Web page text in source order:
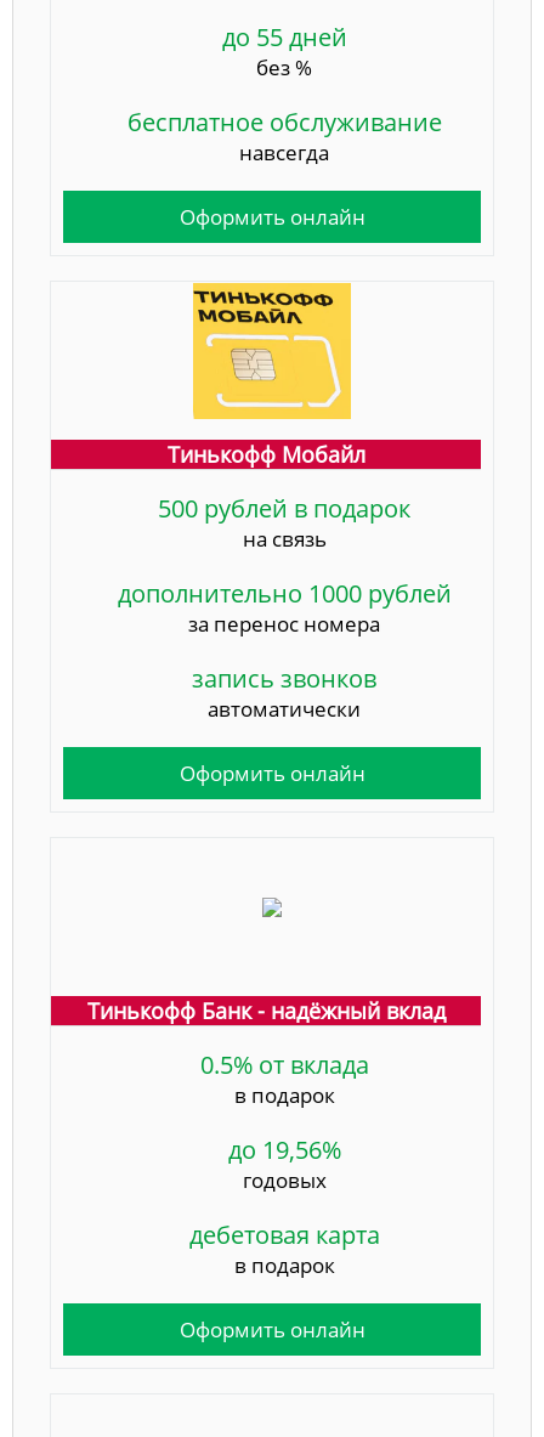
до 55 дней
без %
бесплатное обслуживание
навсегда
Оформить онлайн
Тинькофф Мобайл
500 рублей в подарок
на связь
дополнительно 1000 рублей
за перенос номера
запись звонков
автоматически
Оформить онлайн
Тинькофф Банк - надёжный вклад
0.5% от вклада
в подарок
до 19,56%
годовых
дебетовая карта
в подарок
Оформить онлайн